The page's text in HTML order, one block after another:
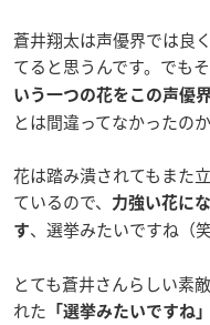
蒼井翔太は声優界では良
てると思うんです。でも
いう一つの花をこの声優
とは間違ってなかったの
花は踏み潰されてもまた
ているので、
力強い花に
す、選挙みたいですね（笑
とても蒼井さんらしい素
れた 「選挙みたいですね」